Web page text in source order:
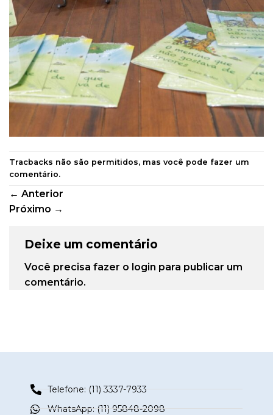
Tracbacks não são permitidos, mas você pode fazer um
comentário.
← Anterior
Próximo →
Deixe um comentário
Você precisa fazer o login para publicar um
comentário.
Telefone: (11) 3337-7933
WhatsApp: (11) 95848-2098